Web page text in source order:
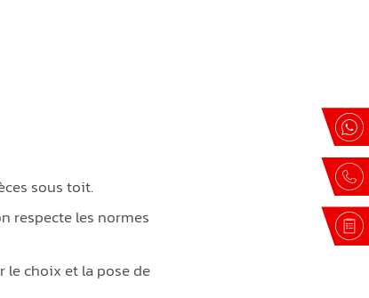
sous toit.
respecte les normes
le choix et la pose de